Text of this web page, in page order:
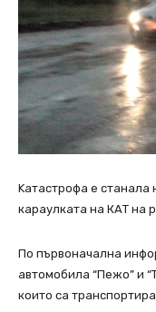
Kатастрофа е
караулката на КАТ на
По първоначална
автомобила “Пежо” и
които са